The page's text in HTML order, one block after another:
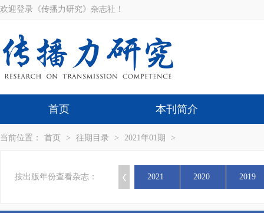
欢迎登录《传播力研究》杂志社！
首页 本刊简介
当前位置： 首页 > 往期目录 > 2021年01期 >
按出版年份查看杂志： 2021 2020 2019